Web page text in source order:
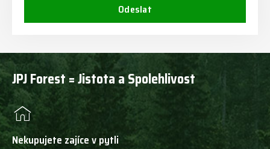
Odeslat
JPJ Forest = Jistota a Spolehlivost
Nekupujete zajíce v pytli